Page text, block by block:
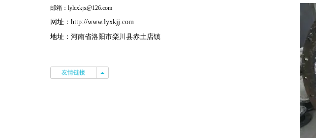
邮箱：lylcxkjx@126.com
网址： http://www.lyxkjj.com
地址：河南省洛阳市栾川县赤土店镇
友情链接 友情链接